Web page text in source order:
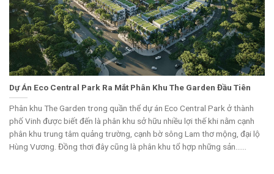
Dự Án Eco Central Park Ra Mắt Phân Khu The Garden Đầu Tiên
Phân khu The Garden trong quần thể dự án Eco Central Park ở thành
phố Vinh được biết đến là phân khu sở hữu nhiều lợi thế khi nằm cạnh
phân khu trung tâm quảng trường, cạnh bờ sông Lam thơ mộng, đại lộ
Hùng Vương. Đồng thơi đây cũng là phân khu tổ hợp những sản......